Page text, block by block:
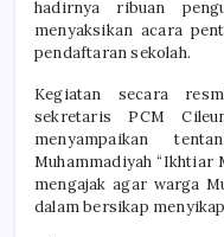
hadirnya ribuan
menyaksikan acara
pendaftaran sekolah.
Kegiatan secara
sekretaris PCM
menyampaikan
Muhammadiyah “Ikhtiar
mengajak agar warga
dalam bersikap